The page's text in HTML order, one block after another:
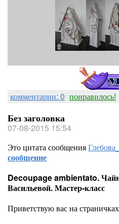
комментарии: 0 понравилось!
Без заголовка
07-08-2015 15:54
Это цитата сообщения
сообщение
Decoupage ambientato.
Васильевой. Мастер-класс
Приветствую вас на